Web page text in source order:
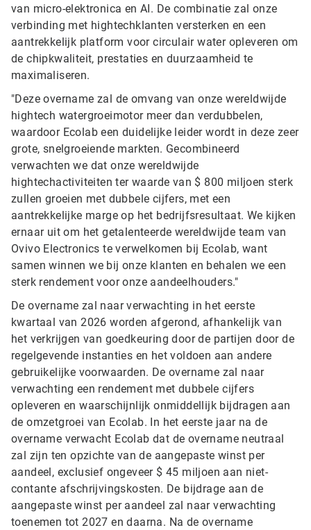
van micro-elektronica en AI. De combinatie zal onze
verbinding met hightechklanten versterken en een
aantrekkelijk platform voor circulair water opleveren om
de chipkwaliteit, prestaties en duurzaamheid te
maximaliseren.
"Deze overname zal de omvang van onze wereldwijde
hightech watergroeimotor meer dan verdubbelen,
waardoor Ecolab een duidelijke leider wordt in deze zeer
grote, snelgroeiende markten. Gecombineerd
verwachten we dat onze wereldwijde
hightechactiviteiten ter waarde van $ 800 miljoen sterk
zullen groeien met dubbele cijfers, met een
aantrekkelijke marge op het bedrijfsresultaat. We kijken
ernaar uit om het getalenteerde wereldwijde team van
Ovivo Electronics te verwelkomen bij Ecolab, want
samen winnen we bij onze klanten en behalen we een
sterk rendement voor onze aandeelhouders."
De overname zal naar verwachting in het eerste
kwartaal van 2026 worden afgerond, afhankelijk van
het verkrijgen van goedkeuring door de partijen door de
regelgevende instanties en het voldoen aan andere
gebruikelijke voorwaarden. De overname zal naar
verwachting een rendement met dubbele cijfers
opleveren en waarschijnlijk onmiddellijk bijdragen aan
de omzetgroei van Ecolab. In het eerste jaar na de
overname verwacht Ecolab dat de overname neutraal
zal zijn ten opzichte van de aangepaste winst per
aandeel, exclusief ongeveer $ 45 miljoen aan niet-
contante afschrijvingskosten. De bijdrage aan de
aangepaste winst per aandeel zal naar verwachting
toenemen tot 2027 en daarna. Na de overname